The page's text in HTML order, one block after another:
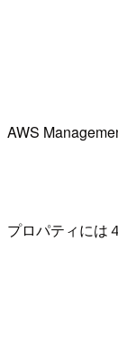
AWS
プロパティには